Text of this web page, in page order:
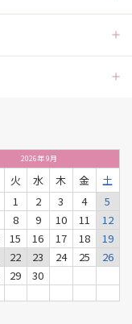
2026年9月
火 水 木 金
土
1
2 3 4
5
8 9 10 11
12
15 16 17 18
19
22 23 24 25
26
29 30